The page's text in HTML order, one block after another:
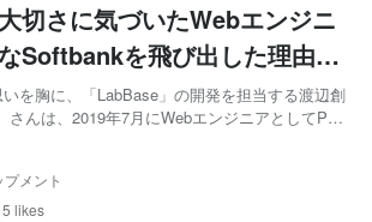
切さに気づいたWebエンジニ
Softbankを飛び出した理由と
いを胸に、「LabBase」の開発を担当する渡辺創
さんは、2019年7月にWebエンジニアとしてPOL
や、これまでに感じたPOLの魅力についてお話
！ 「このまま...
メント
likes